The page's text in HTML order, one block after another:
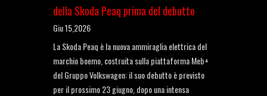
della Skoda Peaq prima del debutto
Giu 15,2026
La Skoda Peaq è la nuova ammiraglia elettrica del
marchio boemo, costruita sulla piattaforma Meb+
del Gruppo Volkswagen: il suo debutto è previsto
per il prossimo 23 giugno, dopo una intensa